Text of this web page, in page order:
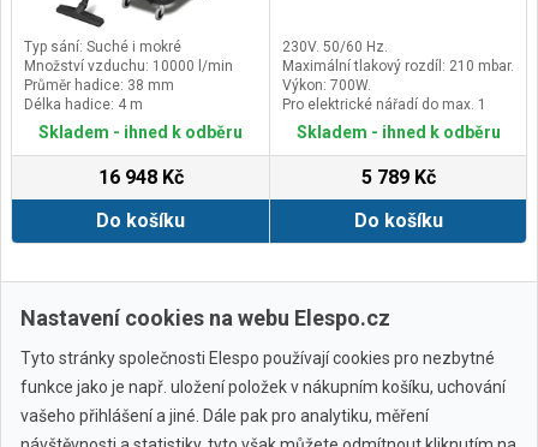
funkcemi, sacím motorem i
příslušenstvím. Tyto vysavače jsou
robustnější, výkonnější a odolnější.
Průmyslové stavební vysavače
odolávají podstatně vyšší zátěži,
než jaké jsou vystavovány běžné
Silný motor 1 400 WIntegrovaná
zásuvka pro připojení
elektrického nářadí s příkonem 1
zapínání a vypínání
připojeno
Typ sání: Suché i mokré
Množství vzduchu: 10000 l/min
Průměr hadice: 38 mm
Délka hadice: 4 m
Skladem - ihned k odběru
16 948 Kč
Do košíku
230V. 50/60 Hz.
Maximální tlakový rozdíl: 210 mbar.
Výkon: 700W.
Pro elektrické nářadí do max. 1
800 W.
Skladem - ihned k odběru
5 789 Kč
Do košíku
Zobrazit další
Nastavení cookies na webu Elespo.cz
Tyto stránky společnosti Elespo používají cookies pro nezbytné
funkce jako je např. uložení položek v nákupním košíku, uchování
vašeho přihlášení a jiné. Dále pak pro analytiku, měření